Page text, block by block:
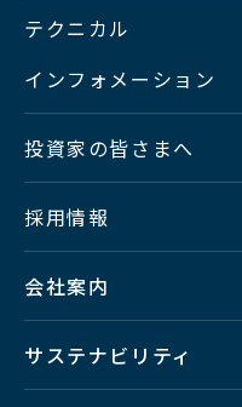
テクニカル
インフォメーション
投資家の皆さまへ
採用情報
会社案内
サステナビリティ